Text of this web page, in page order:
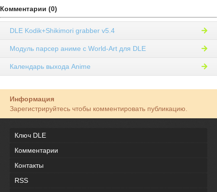
Комментарии (0)
DLE Kodik+Shikimori grabber v5.4
Модуль парсер аниме с World-Art для DLE
Календарь выхода Anime
Информация
Зарегистрируйтесь чтобы комментировать публикацию.
Ключ DLE
Комментарии
Контакты
RSS